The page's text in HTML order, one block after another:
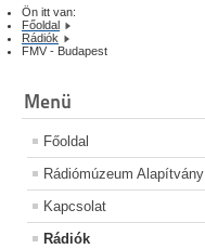
Ön itt van:
Főoldal
Rádiók
FMV - Budapest
Menü
Főoldal
Rádiómúzeum Alapítvány
Kapcsolat
Rádiók